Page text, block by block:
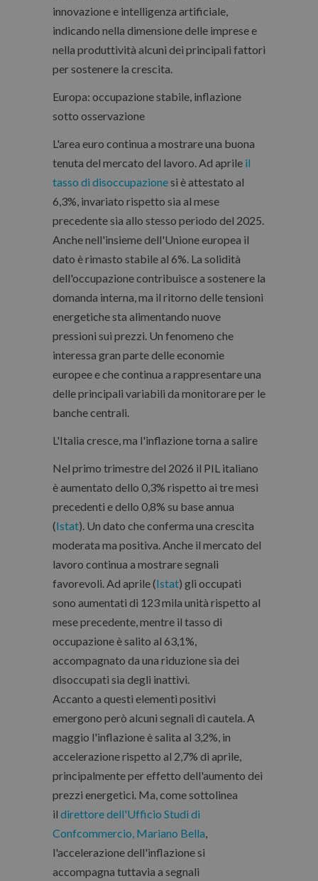
innovazione e intelligenza artificiale,
indicando nella dimensione delle imprese e
nella produttività alcuni dei principali fattori
per sostenere la crescita.
Europa: occupazione stabile, inflazione
sotto osservazione
L'area euro continua a mostrare una buona
tenuta del mercato del lavoro. Ad aprile il
tasso di disoccupazionesi è attestato al
6,3%, invariato rispetto sia al mese
precedente sia allo stesso periodo del 2025.
Anche nell'insieme dell'Unione europea il
dato è rimasto stabile al 6%. La solidità
dell'occupazione contribuisce a sostenere la
domanda interna, ma il ritorno delle tensioni
energetiche sta alimentando nuove
pressioni sui prezzi. Un fenomeno che
interessa gran parte delle economie
europee e che continua a rappresentare una
delle principali variabili da monitorare per le
banche centrali.
L'Italia cresce, ma l'inflazione torna a salire
Nel primo trimestre del 2026 il PIL italiano
è aumentato dello 0,3% rispetto ai tre mesi
precedenti e dello 0,8% su base annua
(Istat). Un dato che conferma una crescita
moderata ma positiva. Anche il mercato del
lavoro continua a mostrare segnali
favorevoli. Ad aprile (Istat) gli occupati
sono aumentati di 123 mila unità rispetto al
mese precedente, mentre il tasso di
occupazione è salito al 63,1%,
accompagnato da una riduzione sia dei
disoccupati sia degli inattivi.
Accanto a questi elementi positivi
emergono però alcuni segnali di cautela. A
maggio l'inflazione è salita al 3,2%, in
accelerazione rispetto al 2,7% di aprile,
principalmente per effetto dell'aumento dei
prezzi energetici. Ma, come sottolinea
il direttore dell'Ufficio Studi di
Confcommercio, Mariano Bella,
l'accelerazione dell'inflazione si
accompagna tuttavia a segnali